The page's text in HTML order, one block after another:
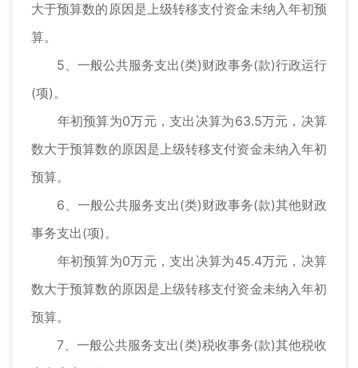
大于预算数的原因是上级转移支付资金未纳入年初预
算。
5、一般公共服务支出(类)财政事务(款)行政运行
(项)。
年初预算为0万元，支出决算为63.5万元，决算
数大于预算数的原因是上级转移支付资金未纳入年初
预算。
6、一般公共服务支出(类)财政事务(款)其他财政
事务支出(项)。
年初预算为0万元，支出决算为45.4万元，决算
数大于预算数的原因是上级转移支付资金未纳入年初
预算。
7、一般公共服务支出(类)税收事务(款)其他税收